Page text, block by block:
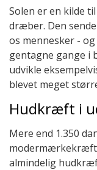
Solen er en kilde
dræber. Den
os mennesker -
gentagne gange i
udvikle
blevet meget
Hudkræft i
Mere end 1.350
modermærkekræft,
almindelig